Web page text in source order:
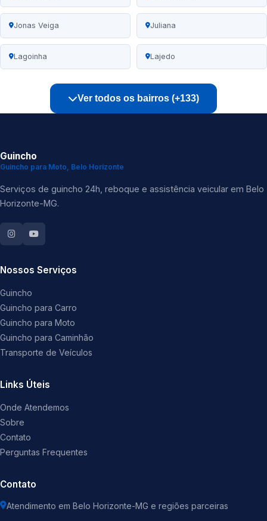
Jonas Veiga Juliana
Lagoinha Lajedo
Ver todos os bairros (+133)
Guincho
Guincho para Moto, Belo Horizonte
Serviços de guincho 24h, reboque e assistência veicular em Belo
Horizonte-MG.
Nossos Serviços
Guincho
Guincho para Carro
Guincho para Moto
Guincho para Caminhão
Transporte de Veículos
Links Úteis
Onde Atendemos
Sobre
Contato
Perguntas Frequentes
Contato
Atendimento em Belo Horizonte-MG e regiões parceiras